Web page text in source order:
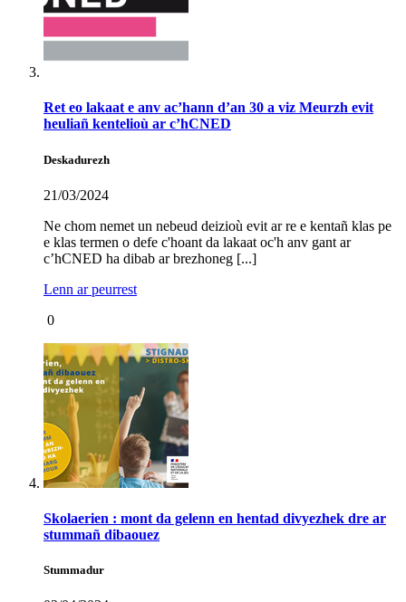
Ret eo lakaat e anv ac’hann d’an 30 a viz Meurzh evit
heuliañ kentelioù ar c’hCNED
Deskadurezh
21/03/2024
Ne chom nemet un nebeud deizioù evit ar re e kentañ klas pe
e klas termen o defe c'hoant da lakaat oc'h anv gant ar
c’hCNED ha dibab ar brezhoneg [...]
Lenn ar peurrest
0
Skolaerien : mont da gelenn en hentad divyezhek dre ar
stummañ dibaouez
Stummadur